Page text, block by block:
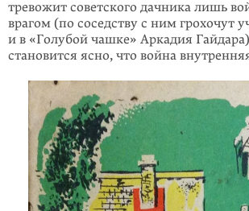
тревожит советского дачника лишь
врагом (по соседству с ним грохочут
и в «Голу­бой чашке» Аркадия
становится ясно, что война